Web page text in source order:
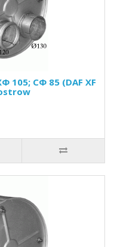
105; CФ 85 (DAF XF